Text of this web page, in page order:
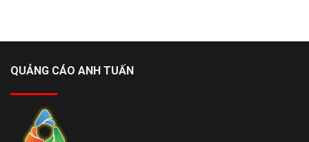
QUẢNG CÁO ANH TUẤN